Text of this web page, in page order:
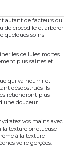
autant de facteurs qui
de crocodile et arborer
quelques soins
les cellules mortes
plus saines et
qui va nourrir et
désobstrués ils
retiendront plus
douceur
vos mains avec
la texture onctueuse
à la texture
voire gerçées.